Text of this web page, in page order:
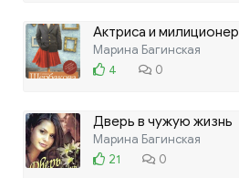
Актриса и милиционер
Марина Багинская
4
0
Дверь в чужую жизнь
Марина Багинская
21
0